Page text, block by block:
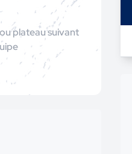
plateau suivant